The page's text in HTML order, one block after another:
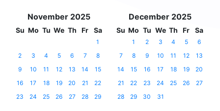
November 2025
Su Mo Tu We Th Fr Sa
1
2
3 4 5 6 7
8
9
10 11 12 13 14
15
16
17 18 19 20 21
22
23
24 25 26 27 28 29
December 2025
Su Mo Tu We Th Fr Sa
1 2 3 4 5
6
7
8 9 10 11 12
13
14
15 16 17 18 19
20
21
22 23 24 25 26
27
28
29 30 31